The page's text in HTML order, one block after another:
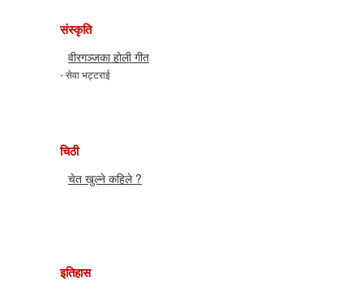
संस्कृति
वीरगञ्जका होली गीत
- सेवा भट्टराई
चिठी
चेत खुल्ने कहिले ?
इतिहास